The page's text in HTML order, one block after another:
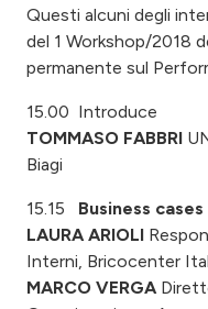
Questi alcuni degli
del 1 Workshop/2018
permanente sul
15.00 Introduce
TOMMASO FABBRI
Biagi
15.15 Business cases
LAURA ARIOLI
Interni, Bricocenter
MARCO VERGA